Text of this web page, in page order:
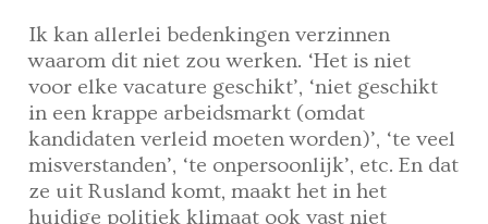
Ik kan allerlei bedenkingen verzinnen
waarom dit niet zou werken. ‘Het is niet
voor elke vacature geschikt’, ‘niet geschikt
in een krappe arbeidsmarkt (omdat
kandidaten verleid moeten worden)’, ‘te veel
misverstanden’, ‘te onpersoonlijk’, etc. En dat
ze uit Rusland komt, maakt het in het
huidige politiek klimaat ook vast niet